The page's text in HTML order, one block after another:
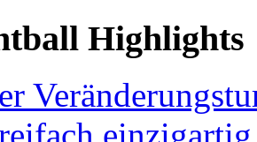
Highlights